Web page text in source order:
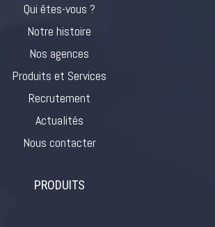
Qui êtes-vous ?
Notre histoire
Nos agences
Produits et Services
Recrutement
Actualités
Nous contacter
PRODUITS